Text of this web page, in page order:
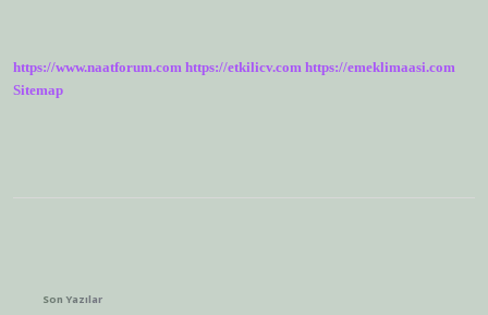
https://www.naatforum.com https://etkilicv.com https://emeklimaasi.com
Sitemap
Son Yazılar